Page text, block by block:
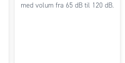
med volum fra 65 dB til 120 dB.